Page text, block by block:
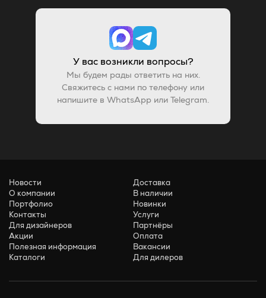
У вас возникли вопросы?
Мы будем рады ответить на них.
Свяжитесь с нами по телефону или
напишите в WhatsApp или Telegram.
Новости
О компании
Портфолио
Контакты
Для дизайнеров
Акции
Полезная информация
Каталоги
Доставка
В наличии
Новинки
Услуги
Партнёры
Оплата
Вакансии
Для дилеров